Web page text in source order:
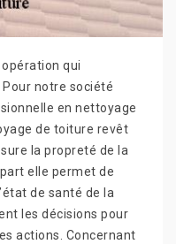
qui
notre société
en nettoyage
de toiture revêt
la propreté de la
elle permet de
de santé de la
les décisions pour
actions. Concernant